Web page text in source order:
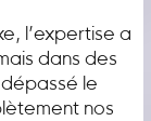
l’expertise a
dans des
dépassé le
nos